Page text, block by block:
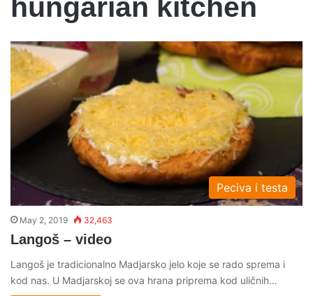
hungarian kitchen
Peciva i testa
May 2, 2019 32,463
Langoš – video
Langoš je tradicionalno Madjarsko jelo koje se rado sprema i
kod nas. U Madjarskoj se ova hrana priprema kod uličnih…